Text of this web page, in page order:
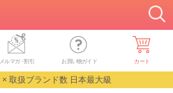
メルマガ・割引 お買い物ガイド カート
取扱ブランド数 日本最大級